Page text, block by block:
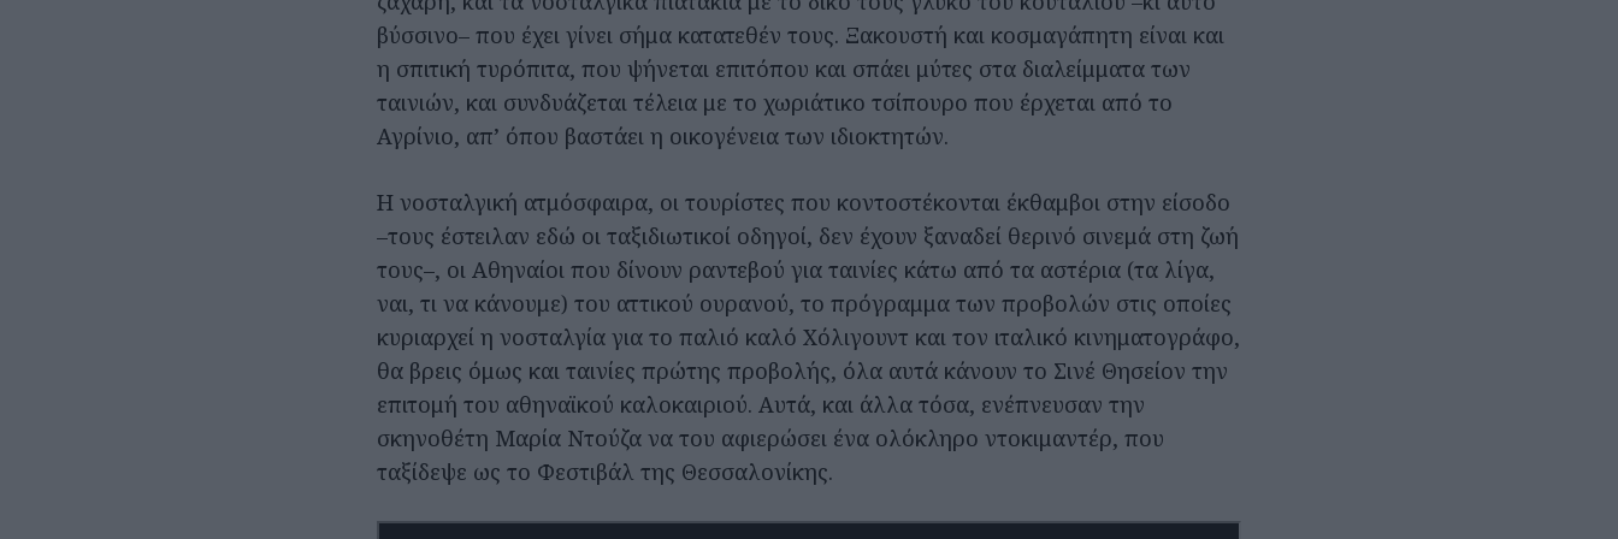
βύσσινο– που έχει γίνει σήμα κατατεθέν τους. Ξακουστή και κοσμαγάπητη είναι και
η σπιτική τυρόπιτα, που ψήνεται επιτόπου και σπάει μύτες στα διαλείμματα των
ταινιών, και συνδυάζεται τέλεια με το χωριάτικο τσίπουρο που έρχεται από το
Αγρίνιο, απ’ όπου βαστάει η οικογένεια των ιδιοκτητών.
Η νοσταλγική ατμόσφαιρα, οι τουρίστες που κοντοστέκονται έκθαμβοι στην είσοδο
–τους έστειλαν εδώ οι ταξιδιωτικοί οδηγοί, δεν έχουν ξαναδεί θερινό σινεμά στη ζωή
τους–, οι Αθηναίοι που δίνουν ραντεβού για ταινίες κάτω από τα αστέρια (τα λίγα,
ναι, τι να κάνουμε) του αττικού ουρανού, το πρόγραμμα των προβολών στις οποίες
κυριαρχεί η νοσταλγία για το παλιό καλό Χόλιγουντ και τον ιταλικό κινηματογράφο,
θα βρεις όμως και ταινίες πρώτης προβολής, όλα αυτά κάνουν το Σινέ Θησείον την
επιτομή του αθηναϊκού καλοκαιριού. Αυτά, και άλλα τόσα, ενέπνευσαν την
σκηνοθέτη Μαρία Ντούζα να του αφιερώσει ένα ολόκληρο ντοκιμαντέρ, που
ταξίδεψε ως το Φεστιβάλ της Θεσσαλονίκης.